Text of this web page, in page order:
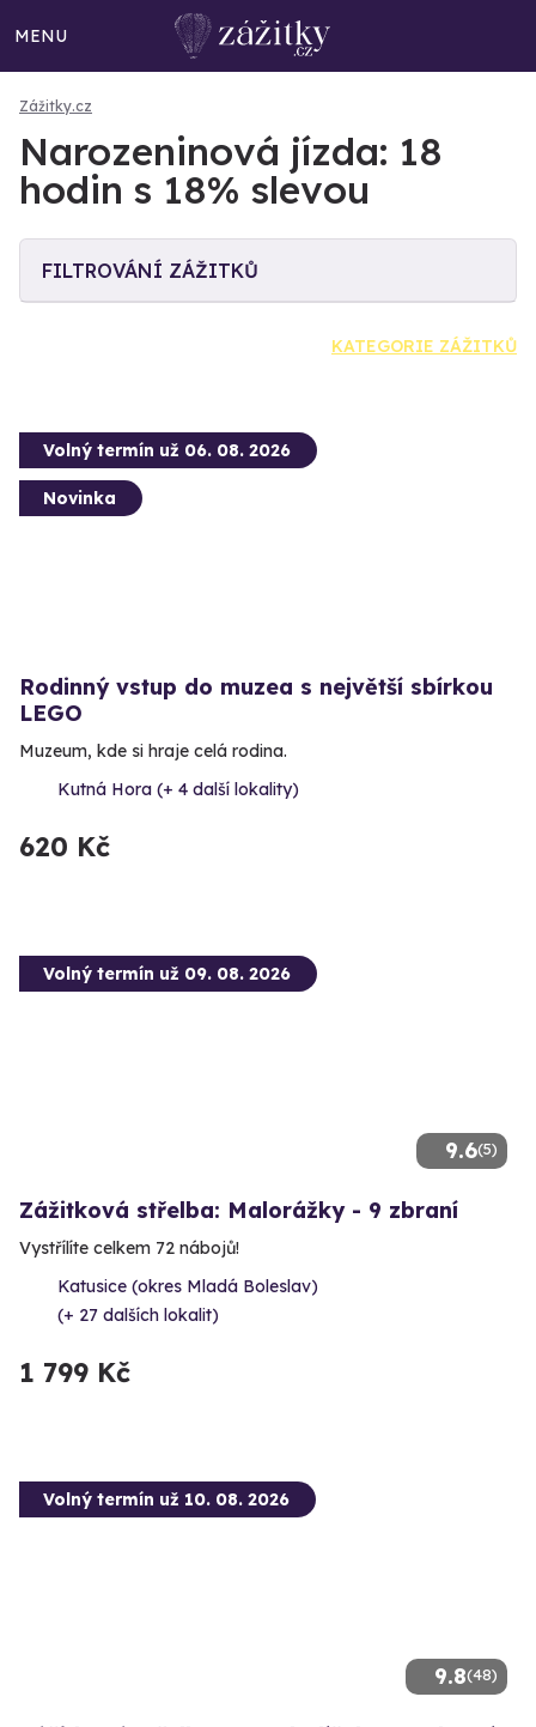
MENU
Zážitky.cz
Narozeninová jízda: 18
hodin s 18% slevou
FILTROVÁNÍ ZÁŽITKŮ
KATEGORIE ZÁŽITKŮ
Volný termín už 06. 08. 2026
Novinka
Rodinný vstup do muzea s největší sbírkou
LEGO
Muzeum, kde si hraje celá rodina.
Kutná Hora (+ 4 další lokality)
620 Kč
9.6(5)
Volný termín už 09. 08. 2026
Zážitková střelba: Malorážky - 9 zbraní
Vystřílíte celkem 72 nábojů!
Katusice (okres Mladá Boleslav)
(+ 27 dalších lokalit)
1 799 Kč
9.8(48)
Volný termín už 10. 08. 2026